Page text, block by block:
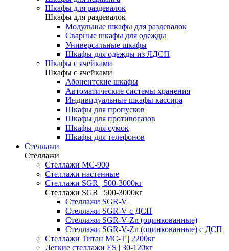
Шкафы для раздевалок
Шкафы для раздевалок
Модульные шкафы для раздевалок
Сварные шкафы для одежды
Универсальные шкафы
Шкафы для одежды из ЛДСП
Шкафы с ячейками
Шкафы с ячейками
Абонентские шкафы
Автоматические системы хранения
Индивидуальные шкафы кассира
Шкафы для пропусков
Шкафы для противогазов
Шкафы для сумок
Шкафы для телефонов
Стеллажи
Стеллажи
Стеллажи МС-900
Стеллажи настенные
Cтеллажи SGR | 500-3000кг
Cтеллажи SGR | 500-3000кг
Стеллажи SGR-V
Стеллажи SGR-V с ДСП
Стеллажи SGR-V-Zn (оцинкованные)
Стеллажи SGR-V-Zn (оцинкованные) с ДСП
Cтеллажи Титан МС-Т | 2200кг
Легкие стеллажи ES | 30-120кг